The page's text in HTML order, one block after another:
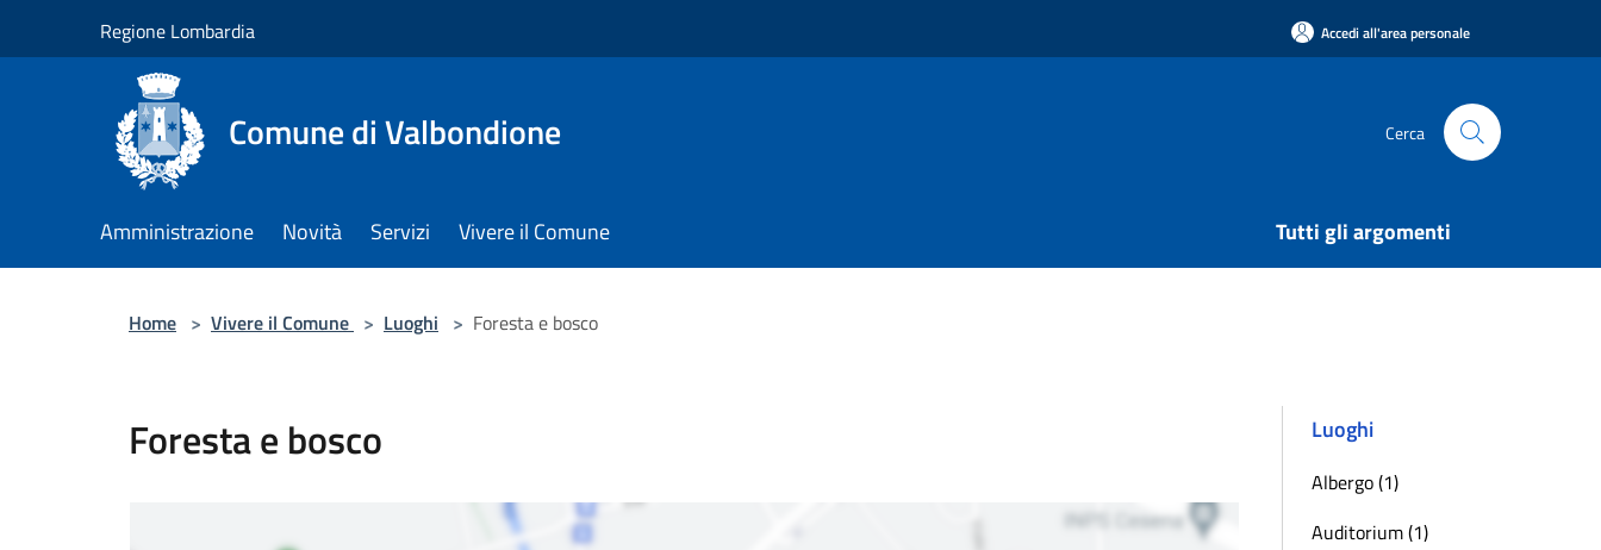
Regione Lombardia Accedi all'area personale
Comune di Valbondione Cerca
Amministrazione Novità Servizi Vivere il Comune Tutti gli argomenti
Home > Vivere il Comune > Luoghi > Foresta e bosco
Foresta e bosco Luoghi
Albergo (1)
Auditorium (1)